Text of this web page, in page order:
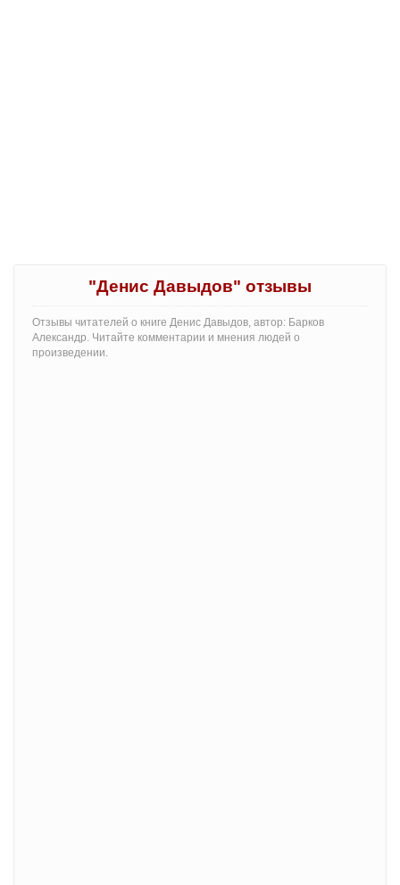
"Денис Давыдов" отзывы
Отзывы читателей о книге Денис Давыдов, автор: Барков
Александр. Читайте комментарии и мнения людей о
произведении.